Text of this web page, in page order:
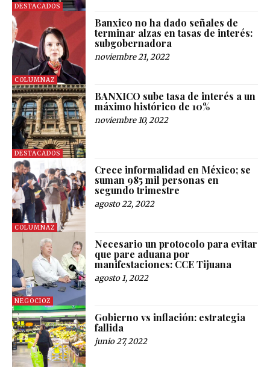
DESTACADOS
COLUMNAZ
Banxico no ha dado señales de
terminar alzas en tasas de interés:
subgobernadora
noviembre 21, 2022
DESTACADOS
BANXICO sube tasa de interés a un
máximo histórico de 10%
noviembre 10, 2022
COLUMNAZ
Crece informalidad en México; se
suman 985 mil personas en
segundo trimestre
agosto 22, 2022
NEGOCIOZ
Necesario un protocolo para evitar
que pare aduana por
manifestaciones: CCE Tijuana
agosto 1, 2022
Gobierno vs inflación: estrategia
fallida
junio 27, 2022